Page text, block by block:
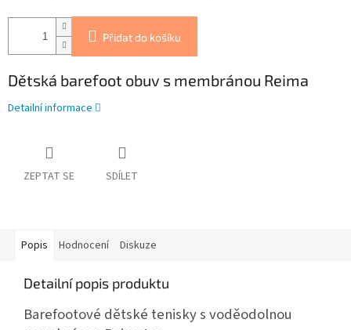
Přidat do košíku
Dětská barefoot obuv s membránou Reima
Detailní informace
ZEPTAT SE SDÍLET
Popis Hodnocení Diskuze
Detailní popis produktu
Barefootové dětské tenisky s voděodolnou